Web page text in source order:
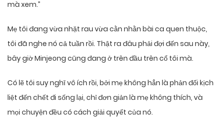
mà xem.”
Mẹ tôi đang vừa nhặt rau vừa cằn nhằn bài ca quen thuộc,
tôi đã nghe nó cả tuần rồi. Thật ra đâu phải đợi đến sau này,
bây giờ Minjeong cũng đang ở trên đầu trên cổ tôi mà.
Có lẽ tôi suy nghĩ vô ích rồi, bởi mẹ không hẳn là phản đối kịch
liệt đến chết đi sống lại, chỉ đơn giản là mẹ không thích, và
mọi chuyện đều có cách giải quyết của nó.